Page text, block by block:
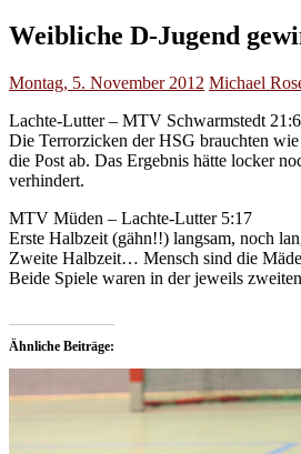
Weibliche D-Jugend
Montag, 5. November 2012 Michael
Lachte-Lutter – MTV Schwarmstedt 21:6
Die Terrorzicken der HSG brauchten
die Post ab. Das Ergebnis hätte locker
verhindert.
MTV Müden – Lachte-Lutter 5:17
Erste Halbzeit (gähn!!) langsam, noch
Zweite Halbzeit… Mensch sind die
Beide Spiele waren in der jeweils
Ähnliche Beiträge